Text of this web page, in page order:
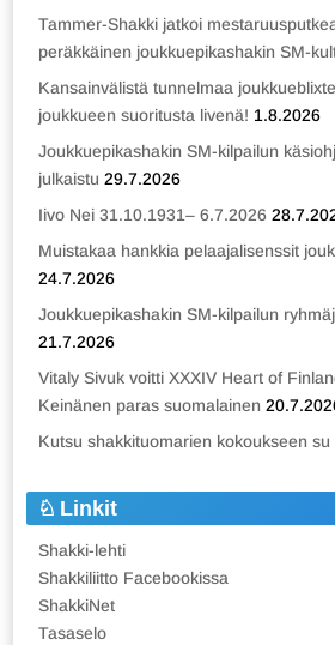
Tammer-Shakki jatkoi
peräkkäinen joukkuepikashakin SM-
Kansainvälistä tunnelmaa
joukkueen suoritusta livenä! 1.8.2026
Joukkuepikashakin SM-kilpailun
julkaistu 29.7.2026
Iivo Nei 31.10.1931– 6.7.2026
Muistakaa hankkia pelaajalisenssit
24.7.2026
Joukkuepikashakin SM-kilpailun
21.7.2026
Vitaly Sivuk voitti XXXIV Heart of
Keinänen paras suomalainen
Kutsu shakkituomarien kokoukseen su
Linkit
Shakki-lehti
Shakkiliitto Facebookissa
ShakkiNet
Tasaselo